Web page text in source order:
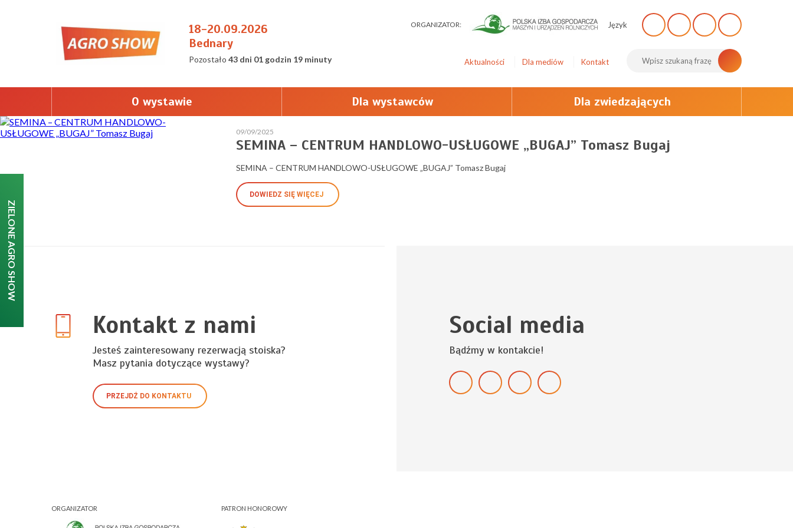
ZIELONE AGRO SHOW
18-20.09.2026
Bednary
Pozostało 43 dni 01 godzin 19 minuty
ORGANIZATOR: Język
Aktualności Dla mediów Kontakt
O wystawie Dla wystawców Dla zwiedzających
09/09/2025
SEMINA – CENTRUM HANDLOWO-USŁUGOWE „BUGAJ” Tomasz Bugaj
SEMINA – CENTRUM HANDLOWO-USŁUGOWE „BUGAJ” Tomasz Bugaj
DOWIEDZ SIĘ WIĘCEJ
Kontakt z nami
Jesteś zainteresowany rezerwacją stoiska?
Masz pytania dotyczące wystawy?
PRZEJDŹ DO KONTAKTU
Social media
Bądźmy w kontakcie!
ORGANIZATOR PATRON HONOROWY